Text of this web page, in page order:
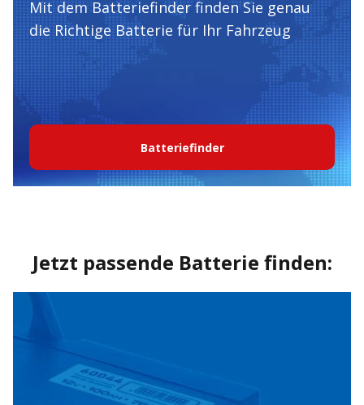
Mit dem Batteriefinder finden Sie genau
die Richtige Batterie für Ihr Fahrzeug
Batteriefinder
Jetzt passende Batterie finden: